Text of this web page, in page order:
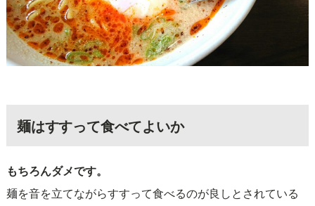
麺はすすって食べてよいか
もちろんダメです。
麺を音を立てながらすすって食べるのが良しとされている